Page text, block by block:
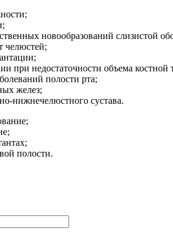
новообразований слизистой
челюстей;
при недостаточности объема костной
полости рта;
желез;
нижнечелюстного сустава.
полости.